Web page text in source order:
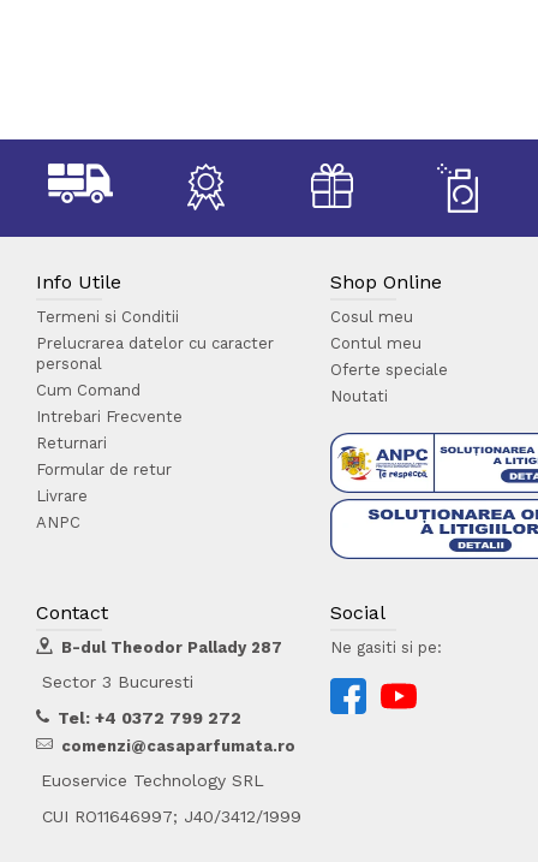
Info Utile
Termeni si Conditii
Prelucrarea datelor cu caracter
personal
Cum Comand
Intrebari Frecvente
Returnari
Formular de retur
Livrare
ANPC
Shop Online
Cosul meu
Contul meu
Oferte speciale
Noutati
Contact
B-dul Theodor Pallady 287
Sector 3 Bucuresti
Tel: +4 0372 799 272
comenzi@casaparfumata.ro
Euoservice Technology SRL
CUI RO11646997; J40/3412/1999
Social
Ne gasiti si pe: